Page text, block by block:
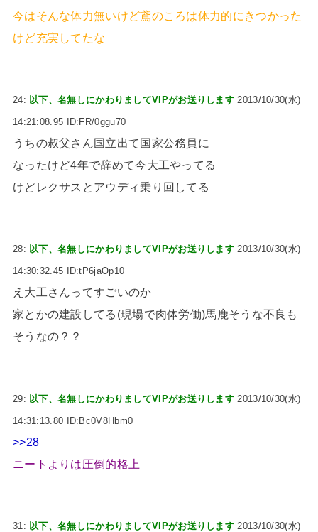
今はそんな体力無いけど鳶のころは体力的にきつかった
けど充実してたな
24: 以下、名無しにかわりましてVIPがお送りします 2013/10/30(水)
14:21:08.95 ID:FR/0ggu70
うちの叔父さん国立出て国家公務員に
なったけど4年で辞めて今大工やってる
けどレクサスとアウディ乗り回してる
28: 以下、名無しにかわりましてVIPがお送りします 2013/10/30(水)
14:30:32.45 ID:tP6jaOp10
え大工さんってすごいのか
家とかの建設してる(現場で肉体労働)馬鹿そうな不良も
そうなの？？
29: 以下、名無しにかわりましてVIPがお送りします 2013/10/30(水)
14:31:13.80 ID:Bc0V8Hbm0
>>28
ニートよりは圧倒的格上
31: 以下、名無しにかわりましてVIPがお送りします 2013/10/30(水)